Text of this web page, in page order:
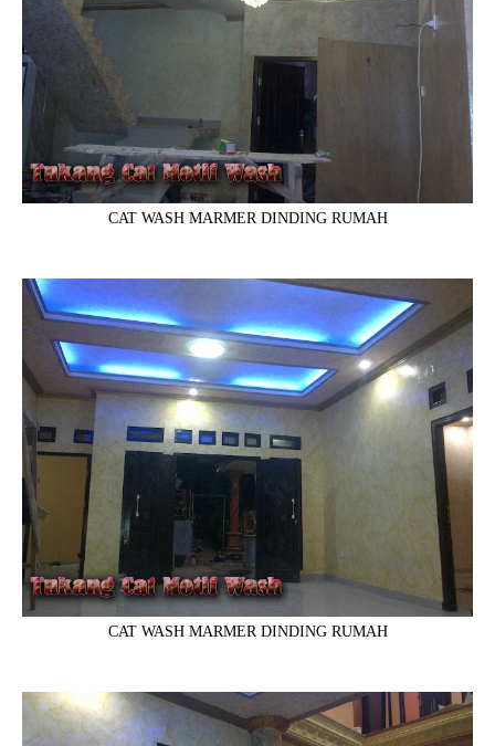
CAT WASH MARMER DINDING RUMAH
CAT WASH MARMER DINDING RUMAH